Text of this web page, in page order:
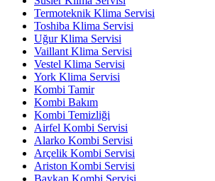
Termoteknik Klima Servisi
Toshiba Klima Servisi
Uğur Klima Servisi
Vaillant Klima Servisi
Vestel Klima Servisi
York Klima Servisi
Kombi Tamir
Kombi Bakım
Kombi Temizliği
Airfel Kombi Servisi
Alarko Kombi Servisi
Arçelik Kombi Servisi
Ariston Kombi Servisi
Baykan Kombi Servisi